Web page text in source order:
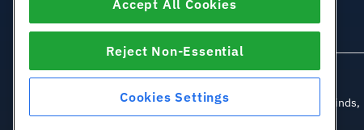
© 2010-2026 Hostwinds,
Accept All Cookies
Reject Non-Essential
Cookies Settings